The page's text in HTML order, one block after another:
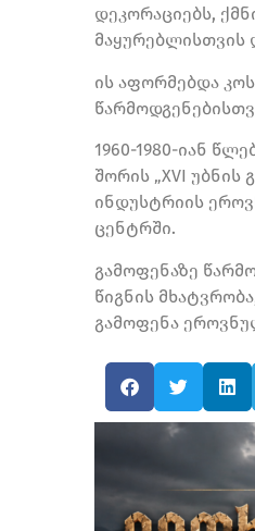
დეკორაციებს,
მაყურებლისთვის
ის აფორმებდა
1960-1980-იან
შორის „XVI უბნის
ინდუსტრიის
ცენტრში.
გამოფენაზე
წიგნის
გამოფენა